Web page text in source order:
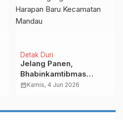
Detak Duri
Jelang Panen,
Bhabinkamtibmas
Tinjau Kebun Jagung di
calendar_monthKamis, 4 Jun 2026